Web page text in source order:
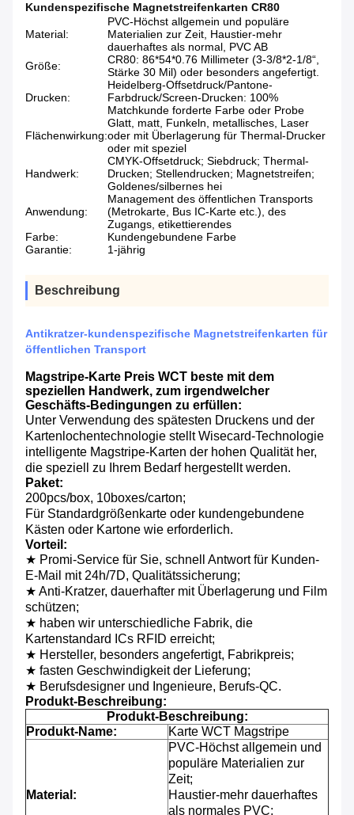
Kundenspezifische Magnetstreifenkarten CR80
Material:
PVC-Höchst allgemein und populäre
Materialien zur Zeit, Haustier-mehr
dauerhaftes als normal, PVC AB
Größe:
CR80: 86*54*0.76 Millimeter (3-3/8*2-1/8“,
Stärke 30 Mil) oder besonders angefertigt.
Drucken:
Heidelberg-Offsetdruck/Pantone-
Farbdruck/Screen-Drucken: 100%
Matchkunde forderte Farbe oder Probe
Flächenwirkung:
Glatt, matt, Funkeln, metallisches, Laser
oder mit Überlagerung für Thermal-Drucker
oder mit speziel
Handwerk:
CMYK-Offsetdruck; Siebdruck; Thermal-
Drucken; Stellendrucken; Magnetstreifen;
Goldenes/silbernes hei
Anwendung:
Management des öffentlichen Transports
(Metrokarte, Bus IC-Karte etc.), des
Zugangs, etikettierendes
Farbe:
Kundengebundene Farbe
Garantie:
1-jährig
Beschreibung
Antikratzer-kundenspezifische Magnetstreifenkarten für
öffentlichen Transport
Magstripe-Karte Preis WCT beste mit dem
speziellen Handwerk, zum irgendwelcher
Geschäfts-Bedingungen zu erfüllen:
Unter Verwendung des spätesten Druckens und der
Kartenlochentechnologie stellt Wisecard-Technologie
intelligente Magstripe-Karten der hohen Qualität her,
die speziell zu Ihrem Bedarf hergestellt werden.
Paket:
200pcs/box, 10boxes/carton;
Für Standardgrößenkarte oder kundengebundene
Kästen oder Kartone wie erforderlich.
Vorteil:
★ Promi-Service für Sie, schnell Antwort für Kunden-
E-Mail mit 24h/7D, Qualitätssicherung;
★ Anti-Kratzer, dauerhafter mit Überlagerung und Film
schützen;
★ haben wir unterschiedliche Fabrik, die
Kartenstandard ICs RFID erreicht;
★ Hersteller, besonders angefertigt, Fabrikpreis;
★ fasten Geschwindigkeit der Lieferung;
★ Berufsdesigner und Ingenieure, Berufs-QC.
Produkt-Beschreibung:
Produkt-Beschreibung:
Produkt-Name:
Karte WCT Magstripe
Material:
PVC-Höchst allgemein und
populäre Materialien zur
Zeit;
Haustier-mehr dauerhaftes
als normales PVC;